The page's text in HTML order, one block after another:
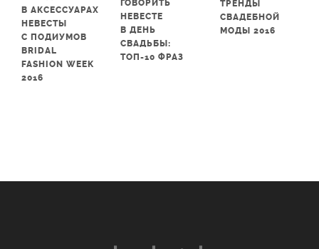
В АКСЕССУАРАХ
НЕВЕСТЫ
С ПОДИУМОВ
BRIDAL
FASHION WEEK
2016
ГОВОРИТЬ
НЕВЕСТЕ
В ДЕНЬ
СВАДЬБЫ:
ТОП-10 ФРАЗ
ТРЕНДЫ
СВАДЕБНОЙ
МОДЫ 2016